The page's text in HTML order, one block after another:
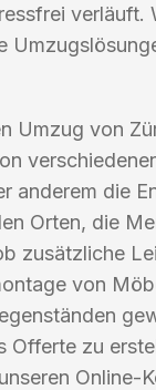
verläuft.
Umzug von
anderem die
Orten, die
zusätzliche
von
Offerte zu
Online-